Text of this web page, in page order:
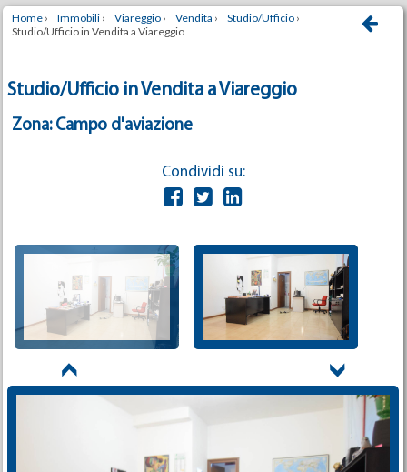
Home › Immobili › Viareggio › Vendita › Studio/Ufficio ›
Studio/Ufficio in Vendita a Viareggio
Studio/Ufficio in Vendita a Viareggio
Zona: Campo d'aviazione
Condividi su: